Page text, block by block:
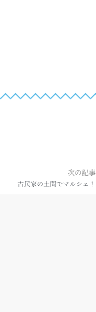
次の記事
古民家の土間でマルシェ！